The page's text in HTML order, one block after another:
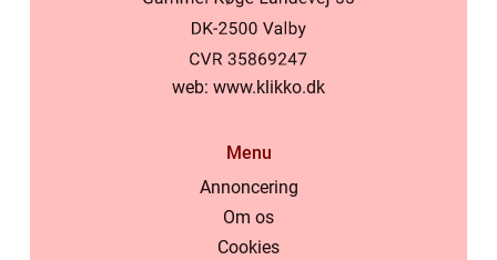
web: www.klikko.dk
Menu
Annoncering
Om os
Cookies